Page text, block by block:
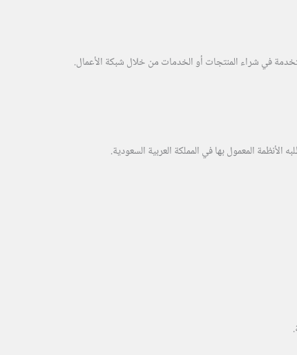
في شراء المنتجات أو الخدمات من خلال شبكة الأعمال.
المعمول بها في المملكة العربية السعودية.